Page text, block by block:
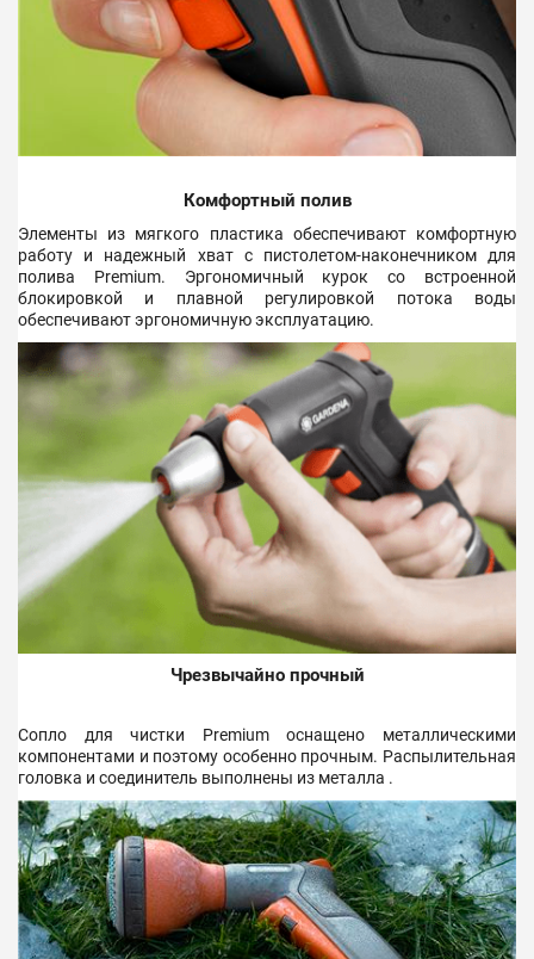
Комфортный полив
Элементы из мягкого пластика обеспечивают комфортную
работу и надежный хват с пистолетом-наконечником для
полива Premium. Эргономичный курок со встроенной
блокировкой и плавной регулировкой потока воды
обеспечивают эргономичную эксплуатацию.
Чрезвычайно прочный
Сопло для чистки Premium оснащено металлическими
компонентами и поэтому особенно прочным. Распылительная
головка и соединитель выполнены из металла .